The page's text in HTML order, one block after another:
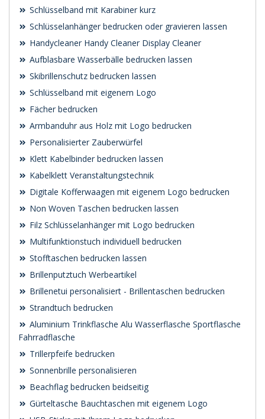
Schlüsselband mit Karabiner kurz
Schlüsselanhänger bedrucken oder gravieren lassen
Handycleaner Handy Cleaner Display Cleaner
Aufblasbare Wasserbälle bedrucken lassen
Skibrillenschutz bedrucken lassen
Schlüsselband mit eigenem Logo
Fächer bedrucken
Armbanduhr aus Holz mit Logo bedrucken
Personalisierter Zauberwürfel
Klett Kabelbinder bedrucken lassen
Kabelklett Veranstaltungstechnik
Digitale Kofferwaagen mit eigenem Logo bedrucken
Non Woven Taschen bedrucken lassen
Filz Schlüsselanhänger mit Logo bedrucken
Multifunktionstuch individuell bedrucken
Stofftaschen bedrucken lassen
Brillenputztuch Werbeartikel
Brillenetui personalisiert - Brillentaschen bedrucken
Strandtuch bedrucken
Aluminium Trinkflasche Alu Wasserflasche Sportflasche
Fahrradflasche
Trillerpfeife bedrucken
Sonnenbrille personalisieren
Beachflag bedrucken beidseitig
Gürteltasche Bauchtaschen mit eigenem Logo